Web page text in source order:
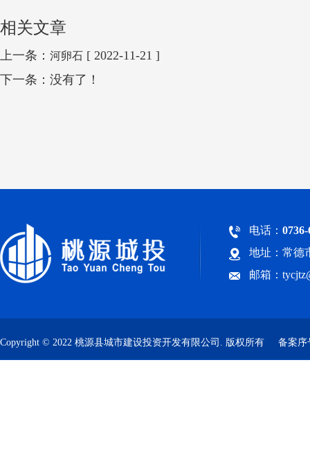
相关文章
上一条： 河卵石 [ 2022-11-21 ]
下一条：没有了！
电话：
地址：常德
邮箱：
Copyright © 2022 桃源县城市建设投资开发有限公司. 版权所有 备案序